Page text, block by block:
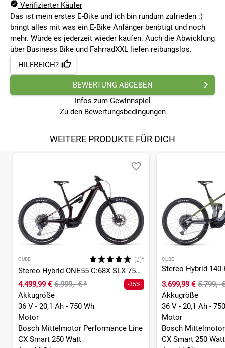
Verifizierter Käufer
Das ist mein erstes E-Bike und ich bin rundum zufrieden :)
bringt alles mit was ein E-Bike Anfänger benötigt und noch
mehr. Würde es jederzeit wieder kaufen. Auch die Abwicklung
über Business Bike und FahrradXXL liefen reibungslos.
HILFREICH?
BEWERTUNG ABGEBEN
Infos zum Gewinnspiel
Zu den Bewertungsbedingungen
WEITERE PRODUKTE FÜR DICH
CUBE (2)*
Stereo Hybrid ONE55 C:68X SLX 750 29 - 750 Wh - 29 Zoll - Fully
4.499,99 € 6.999,- €² -35%
Akkugröße
36 V - 20,1 Ah - 750 Wh
Motor
Bosch Mittelmotor Performance Line
CX Smart 250 Watt
CUBE
3.699,99 € 5.799,-
Akkugröße
36 V - 20,1 Ah -
Motor
Bosch
CX Smart 250 Watt